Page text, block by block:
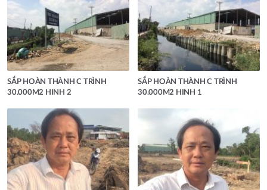
SẮP HOÀN THÀNH C TRÌNH
30.000M2 HINH 2
SẮP HOÀN THÀNH C TRÌNH
30.000M2 HINH 1